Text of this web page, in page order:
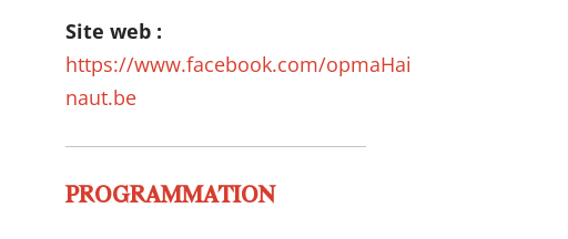
Site web :
https://www.facebook.com/opmaHai
naut.be
PROGRAMMATION